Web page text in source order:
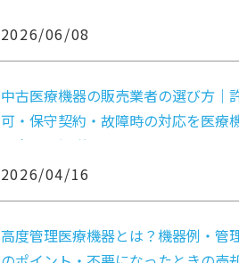
2026/06/08
中古医療機器の販売業者の選び方｜
可・保守契約・故障時の対応を医療
関向けに解説
2026/04/16
高度管理医療機器とは？機器例・管